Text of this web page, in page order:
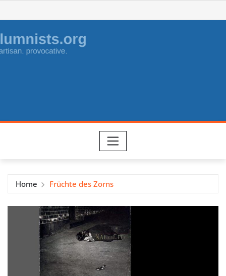
to
content
Home Früchte des Zorns